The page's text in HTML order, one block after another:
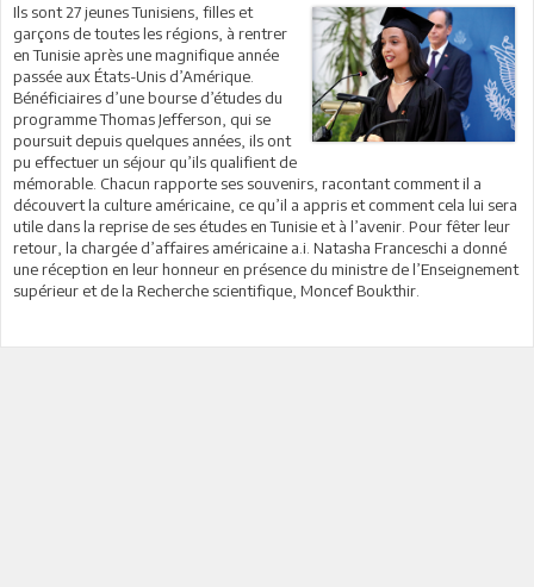
Ils sont 27 jeunes Tunisiens, filles et
garçons de toutes les régions, à rentrer
en Tunisie après une magnifique année
passée aux États-Unis d’Amérique.
Bénéficiaires d’une bourse d’études du
programme Thomas Jefferson, qui se
poursuit depuis quelques années, ils ont
pu effectuer un séjour qu’ils qualifient de
mémorable. Chacun rapporte ses souvenirs, racontant comment il a
découvert la culture américaine, ce qu’il a appris et comment cela lui sera
utile dans la reprise de ses études en Tunisie et à l’avenir. Pour fêter leur
retour, la chargée d’affaires américaine a.i. Natasha Franceschi a donné
une réception en leur honneur en présence du ministre de l’Enseignement
supérieur et de la Recherche scientifique, Moncef Boukthir.